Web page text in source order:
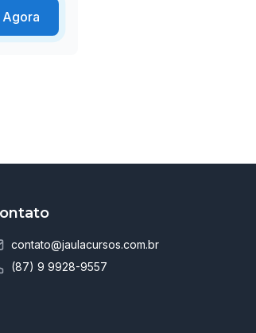
contato@jaulacursos.com.br
(87) 9 9928-9557